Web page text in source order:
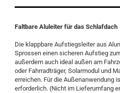
Faltbare Aluleiter für das Schlafdach
Die klappbare Aufstiegsleiter aus
Sprossen einen sicheren Aufstieg
außerdem auch ideal außen am
oder Fahrradträger, Solarmodul und
erreichen. Für die Außenanwendung
erforderlich. (Nicht im Lieferumfang